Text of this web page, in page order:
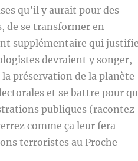
qu’il y aurait pour des
de se transformer en
supplémentaire qui
devraient y songer,
préservation de la planète
et se battre pour
publiques (racontez
comme ça leur fera
terroristes au Proche